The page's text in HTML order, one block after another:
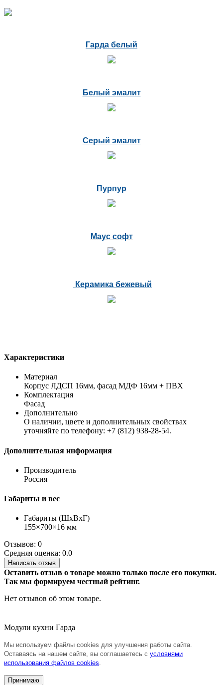
Гарда белый
Белый эмалит
Серый эмалит
Пурпур
Маус софт
Керамика бежевый
Характеристики
Материал
Корпус ЛДСП 16мм, фасад МДФ 16мм + ПВХ
Комплектация
Фасад
Дополнительно
О наличии, цвете и дополнительных свойствах
уточняйте по телефону: +7 (812) 938-28-54.
Дополнительная информация
Производитель
Россия
Габариты и вес
Габариты (ШхВхГ)
155×700×16 мм
Отзывов: 0
Средняя оценка: 0.0
Написать отзыв
Оставить отзыв о товаре можно только после его покупки.
Так мы формируем честный рейтинг.
Нет отзывов об этом товаре.
Модули кухни Гарда
Мы используем файлы cookies для улучшения работы сайта.
Оставаясь на нашем сайте, вы соглашаетесь с условиями
использования файлов cookies.
Принимаю